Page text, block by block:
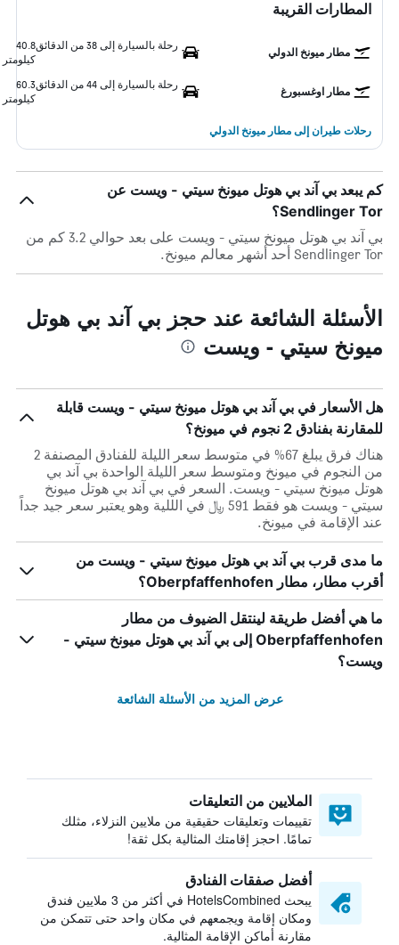
المطارات القريبة
مطار ميونخ الدولي
رحلة بالسيارة إلى 38 من الدقائق
40.8
كيلومتر
مطار اوغسبورغ
رحلة بالسيارة إلى 44 من الدقائق
60.3
كيلومتر
رحلات طيران إلى مطار ميونخ الدولي
كم يبعد بي آند بي هوتل ميونخ سيتي - ويست عن
Sendlinger Tor؟
بي آند بي هوتل ميونخ سيتي - ويست على بعد حوالي 3.2 كم من
Sendlinger Tor أحد أشهر معالم ميونخ.
الأسئلة الشائعة عند حجز بي آند بي هوتل
ميونخ سيتي - ويست
هل الأسعار في بي آند بي هوتل ميونخ سيتي - ويست قابلة
للمقارنة بفنادق 2 نجوم في ميونخ؟
هناك فرق يبلغ 67% في متوسط ​​سعر الليلة للفنادق المصنفة 2
من النجوم في ميونخ ومتوسط ​​سعر الليلة الواحدة بي آند بي
هوتل ميونخ سيتي - ويست. السعر في بي آند بي هوتل ميونخ
سيتي - ويست هو فقط 591 ﷼ في الللية وهو يعتبر سعر جيد جداً
عند الإقامة في ميونخ.
ما مدى قرب بي آند بي هوتل ميونخ سيتي - ويست من
أقرب مطار، مطار Oberpfaffenhofen؟
ما هي أفضل طريقة لينتقل الضيوف من مطار
Oberpfaffenhofen إلى بي آند بي هوتل ميونخ سيتي -
ويست؟
عرض المزيد من الأسئلة الشائعة
الملايين من التعليقات
تقييمات وتعليقات حقيقية من ملايين النزلاء، مثلك
تمامًا. احجز إقامتك المثالية بكل ثقة!
أفضل صفقات الفنادق
يبحث HotelsCombined في أكثر من 3 ملايين فندق
ومكان إقامة ويجمعهم في مكان واحد حتى تتمكن من
مقارنة أماكن الإقامة المثالية.